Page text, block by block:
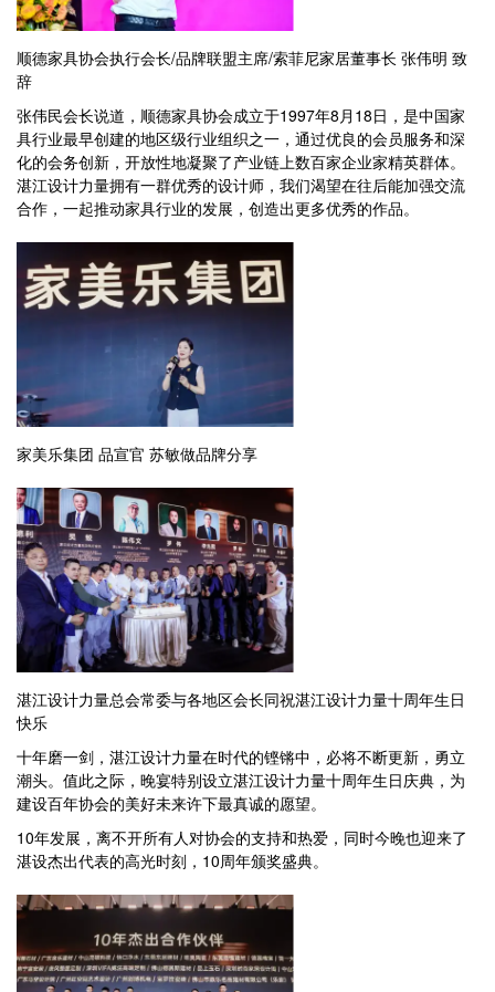
顺德家具协会执行会长/品牌联盟主席/索菲尼家居董事长 张伟明 致
辞
张伟民会长说道，顺德家具协会成立于1997年8月18日，是中国家
具行业最早创建的地区级行业组织之一，通过优良的会员服务和深
化的会务创新，开放性地凝聚了产业链上数百家企业家精英群体。
湛江设计力量拥有一群优秀的设计师，我们渴望在往后能加强交流
合作，一起推动家具行业的发展，创造出更多优秀的作品。
家美乐集团 品宣官 苏敏做品牌分享
湛江设计力量总会常委与各地区会长同祝湛江设计力量十周年生日
快乐
十年磨一剑，湛江设计力量在时代的铿锵中，必将不断更新，勇立
潮头。值此之际，晚宴特别设立湛江设计力量十周年生日庆典，为
建设百年协会的美好未来许下最真诚的愿望。
10年发展，离不开所有人对协会的支持和热爱，同时今晚也迎来了
湛设杰出代表的高光时刻，10周年颁奖盛典。